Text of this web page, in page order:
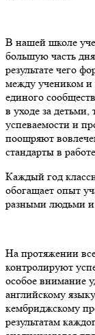
В нашей школе
большую часть
результате чего
между учеником и
единого
в уходе за
успеваемости и
поощряют
стандарты в
Каждый год
обогащает опыт
разными людьми и
На протяжении
контролируют
особое внимание
английскому
кембриджскому
результатам